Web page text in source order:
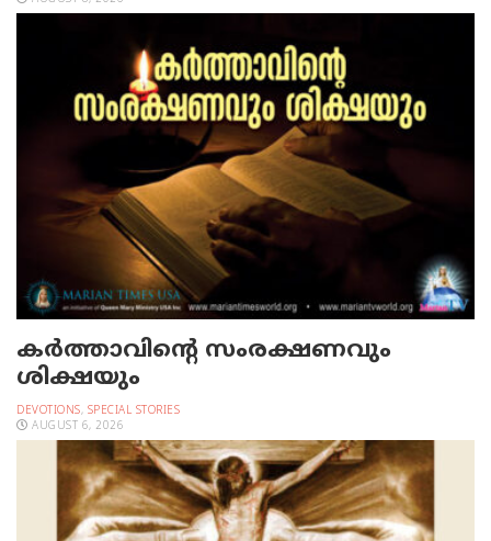
കർത്താവിന്റെ സംരക്ഷണവും
ശിക്ഷയും
DEVOTIONS, SPECIAL STORIES
AUGUST 6, 2026